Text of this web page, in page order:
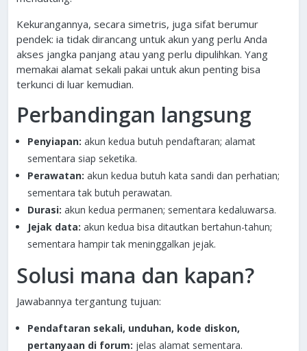
Kekurangannya, secara simetris, juga sifat berumur
pendek: ia tidak dirancang untuk akun yang perlu Anda
akses jangka panjang atau yang perlu dipulihkan. Yang
memakai alamat sekali pakai untuk akun penting bisa
terkunci di luar kemudian.
Perbandingan langsung
Penyiapan: akun kedua butuh pendaftaran; alamat
sementara siap seketika.
Perawatan: akun kedua butuh kata sandi dan perhatian;
sementara tak butuh perawatan.
Durasi: akun kedua permanen; sementara kedaluwarsa.
Jejak data: akun kedua bisa ditautkan bertahun-tahun;
sementara hampir tak meninggalkan jejak.
Solusi mana dan kapan?
Jawabannya tergantung tujuan:
Pendaftaran sekali, unduhan, kode diskon,
pertanyaan di forum: jelas alamat sementara.